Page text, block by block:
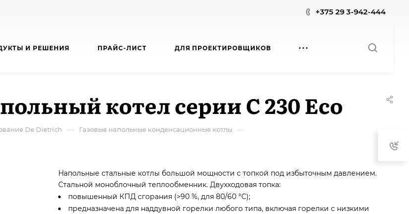
+375 29 3-942-444
И РЕШЕНИЯ ПРАЙС-ЛИСТ ДЛЯ ПРОЕКТИРОВЩИКОВ
котел серии С 230 Есо
De Dietrich — Газовые напольные конденсационные котлы —
Напольные стальные котлы большой мощности с топкой под избыточным давлением.
Стальной моноблочный теплообменник. Двухходовая топка:
повышенный КПД сгорания (>90 %, для 80/60 °С);
предназначена для наддувной горелки любого типа, включая горелки с низкими